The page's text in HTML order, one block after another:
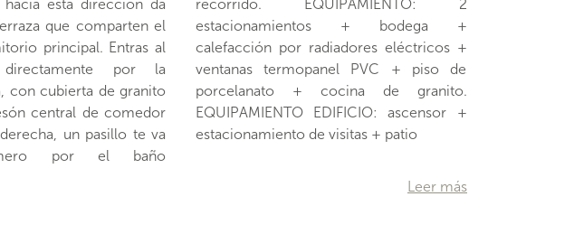
esta dirección da
que comparten el
principal. Entras al
directamente por la
con cubierta de granito
central de comedor
un pasillo te va
por el baño
2
+ bodega +
radiadores eléctricos +
PVC + piso de
cocina de granito.
EDIFICIO: ascensor +
estacionamiento de visitas + patio
Leer más